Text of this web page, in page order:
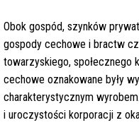
Obok gospód, szynków
gospody cechowe i bractw
towarzyskiego, społecznego
cechowe oznakowane były
charakterystycznym
i uroczystości korporacji z